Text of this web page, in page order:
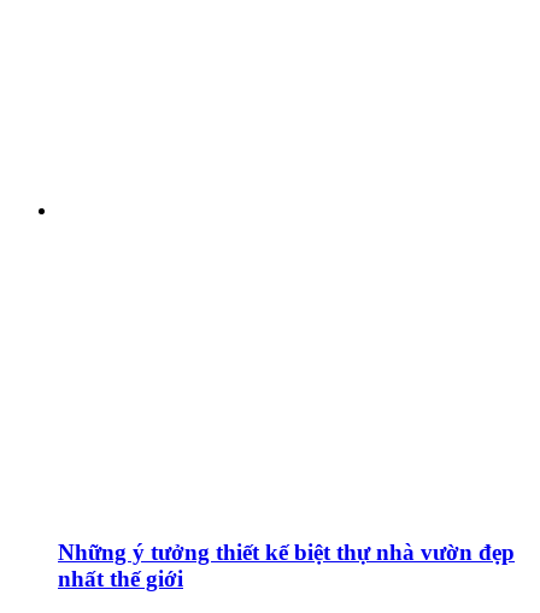
Những ý tưởng thiết kế biệt thự nhà vườn đẹp
nhất thế giới